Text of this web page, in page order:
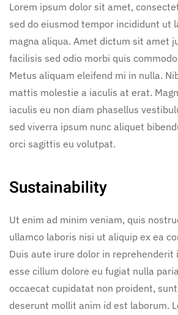
Lorem ipsum dolor sit amet,
sed do eiusmod tempor incididunt ut
magna aliqua. Amet dictum sit amet
facilisis sed odio morbi quis
Metus aliquam eleifend mi in nulla.
mattis molestie a iaculis at erat.
iaculis eu non diam phasellus
sed viverra ipsum nunc aliquet
orci sagittis eu volutpat.
Sustainability
Ut enim ad minim veniam, quis
ullamco laboris nisi ut aliquip ex ea
Duis aute irure dolor in
esse cillum dolore eu fugiat nulla
occaecat cupidatat non proident,
deserunt mollit anim id est laborum.